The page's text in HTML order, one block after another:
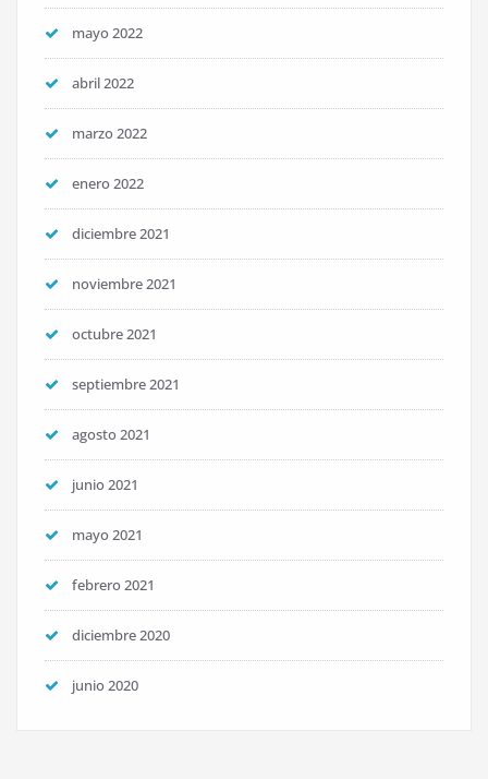
mayo 2022
abril 2022
marzo 2022
enero 2022
diciembre 2021
noviembre 2021
octubre 2021
septiembre 2021
agosto 2021
junio 2021
mayo 2021
febrero 2021
diciembre 2020
junio 2020